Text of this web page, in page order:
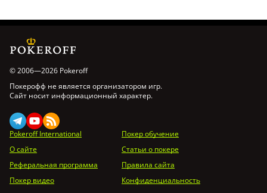
© 2006—2026 Pokeroff
Покерофф не является организатором игр.
Сайт носит информационный характер.
Pokeroff International
Покер обучение
О сайте
Статьи о покере
Реферальная программа
Правила сайта
Покер видео
Конфиденциальность